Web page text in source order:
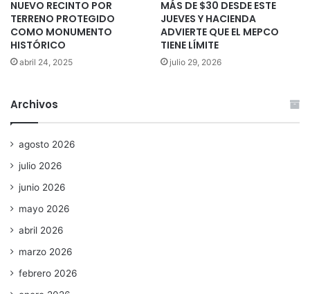
NUEVO RECINTO POR
TERRENO PROTEGIDO
COMO MONUMENTO
HISTÓRICO
abril 24, 2025
MÁS DE $30 DESDE ESTE
JUEVES Y HACIENDA
ADVIERTE QUE EL MEPCO
TIENE LÍMITE
julio 29, 2026
Archivos
agosto 2026
julio 2026
junio 2026
mayo 2026
abril 2026
marzo 2026
febrero 2026